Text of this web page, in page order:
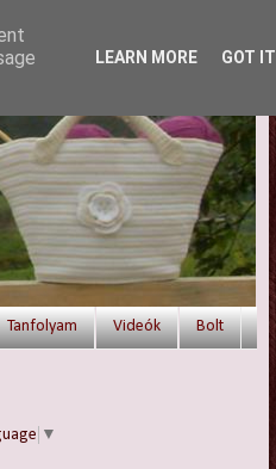
Tanfolyam Videók Bolt
▼
LEARN MORE GOT IT